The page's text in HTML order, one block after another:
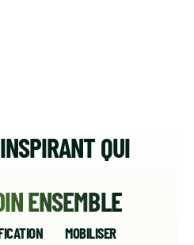
QUI
ENSEMBLE
MOBILISER